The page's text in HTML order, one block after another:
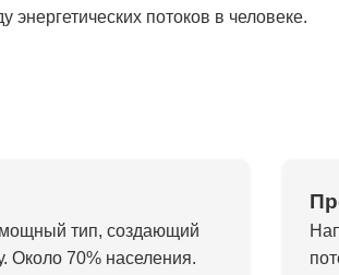
потоков в человеке.
мощный тип, создающий
Около 70% населения.